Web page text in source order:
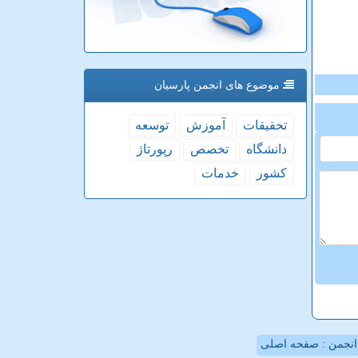
موضوع های انجمن پارسیان
تحقیقات آموزش
توسعه
دانشگاه
تخصص
رپورتاژ
كشور
خدمات
: صفحه اصلی